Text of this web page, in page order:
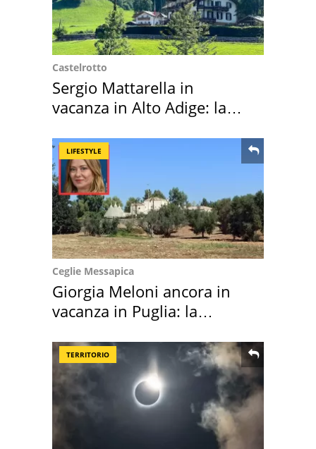
Castelrotto
Sergio Mattarella in
vacanza in Alto Adige: la
LIFESTYLE
Ceglie Messapica
Giorgia Meloni ancora in
vacanza in Puglia: la
TERRITORIO